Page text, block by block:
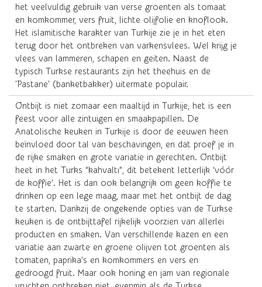
het veelvuldig gebruik van verse groenten als tomaat
en komkommer, vers fruit, lichte olijfolie en knoflook.
Het islamitische karakter van Turkije zie je in het eten
terug door het ontbreken van varkensvlees. Wel krijg je
vlees van lammeren, schapen en geiten. Naast de
typisch Turkse restaurants zijn het theehuis en de
'Pastane' (banketbakker) uitermate populair.
Ontbijt is niet zomaar een maaltijd in Turkije, het is een
feest voor alle zintuigen en smaakpapillen. De
Anatolische keuken in Turkije is door de eeuwen heen
beïnvloed door tal van beschavingen, en dat proef je in
de rijke smaken en grote variatie in gerechten. Ontbijt
heet in het Turks “kahvaltı”, dit betekent letterlijk ‘vóór
de koffie’. Het is dan ook belangrijk om geen koffie te
drinken op een lege maag, maar met het ontbijt de dag
te starten. Dankzij de ongekende opties van de Turkse
keuken is de ontbijttafel rijkelijk voorzien van allerlei
producten en smaken. Van verschillende kazen en een
variatie aan zwarte en groene olijven tot groenten als
tomaten, paprika’s en komkommers en vers en
gedroogd fruit. Maar ook honing en jam van regionale